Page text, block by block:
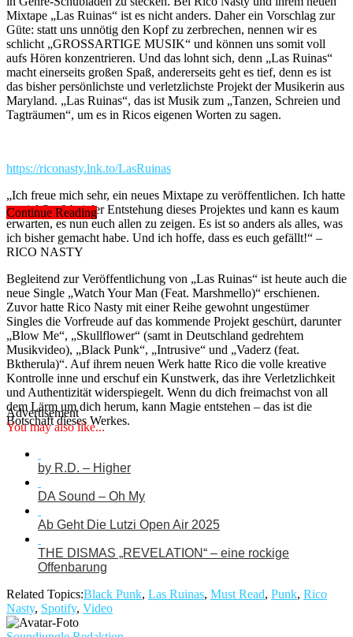
Mixtape „Las Ruinas“ ist es nicht anders. Daher ein Vorschlag zur
Güte: statt uns unnötig den Kopf zu zerbrechen, nennen wir es
schlicht „GROSSARTIGE MUSIK“ und können uns somit voll
aufs Hören konzentrieren. Und das lohnt sich, denn „Las Ruinas“
macht einerseits großen Spaß, andererseits geht es tief, denn es ist
das bisher persönlichste und verletzlichste Projekt der Musikerin aus
Maryland. „Las Ruinas“, das ist Musik zum „Tanzen, Schreien und
Tagträumen“, um es in Ricos eigenen Worten zu sagen.
https://riconasty.lnk.to/LasRuinas
„Ich freue mich sehr, ein neues Mixtape zu veröffentlichen. Ich hatte
so viel Spaß bei der Entstehung dieses Projektes und kann es kaum
erwarten, es nun euch allen zu zeigen. Es ist so anders als alles, was
ich bisher gemacht habe. Und ich hoffe, dass es euch gefällt!“ –
RICO NASTY
Begleitend zur Veröffentlichung von „Las Ruinas“ ist heute auch die
neue Single „Watch Your Man (Feat. Marshmello)“ erschienen.
Zuvor hatte Rico Nasty mit einer Reihe gewohnt ungestümer
Singles die Vorfreude auf das kommende Projekt geschürt, darunter
„Blow Me“, „Skullflower“ (samt in Deutschland gedrehtem
Musikvideo), „Black Punk“, „Intrusive“ und „Vaderz (feat.
Bktherula)“. Auf ihrem neuen Werk hatte Rico die volle kreative
Kontrolle inne und erschuf ein Kunstwerk, das ihre Verletzlichkeit
und Authentizität widerspiegelt. Wenn du dich freimachst von all
dem Lärm um dich herum, kann Magie entstehen – das ist die
Botschaft dieses Werkes.
Continue Reading
Advertisement
You may also like...
by R.D. – Higher
DA Sound – Oh My
Ab Geht Die Lutzi Open Air 2025
THE DISMAS „REVELATION“ – eine rockige
Offenbarung
Related Topics:Black Punk, Las Ruinas, Must Read, Punk, Rico
Nasty, Spotify, Video